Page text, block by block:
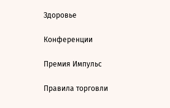
Здоровье
Конференции
Премия Импульс
Правила торговли